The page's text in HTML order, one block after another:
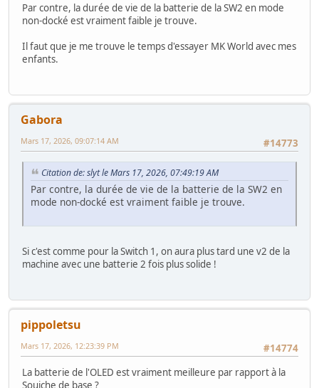
Par contre, la durée de vie de la batterie de la SW2 en mode
non-docké est vraiment faible je trouve.
Il faut que je me trouve le temps d'essayer MK World avec mes
enfants.
Gabora
#14773
Mars 17, 2026, 09:07:14 AM
Citation de: slyt le Mars 17, 2026, 07:49:19 AM
Par contre, la durée de vie de la batterie de la SW2 en
mode non-docké est vraiment faible je trouve.
Si c'est comme pour la Switch 1, on aura plus tard une v2 de la
machine avec une batterie 2 fois plus solide !
pippoletsu
#14774
Mars 17, 2026, 12:23:39 PM
La batterie de l'OLED est vraiment meilleure par rapport à la
Souiche de base ?